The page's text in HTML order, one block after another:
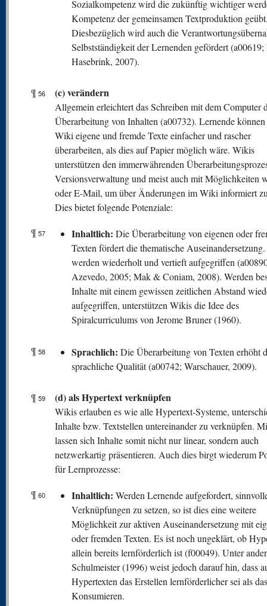
Sozialkompetenz wird die zukünftig wichtiger
Kompetenz der gemeinsamen Textproduktion
Diesbezüglich wird auch die
Selbstständigkeit der Lernenden gefördert (a00619;
Hasebrink, 2007).
¶ 56 (c) verändern
Allgemein erleichtert das Schreiben mit dem Computer
Überarbeitung von Inhalten (a00732). Lernende
Wiki eigene und fremde Texte einfacher und rascher
überarbeiten, als dies auf Papier möglich wäre. Wikis
unterstützen den immerwährenden
Versionsverwaltung und meist auch mit Möglichkeiten
oder E-Mail, um über Änderungen im Wiki informiert
Dies bietet folgende Potenziale:
¶ 57 Inhaltlich: Die Überarbeitung von eigenen oder
Texten fördert die thematische
werden wiederholt und vertieft aufgegriffen
Azevedo, 2005; Mak & Coniam, 2008). Werden
Inhalte mit einem gewissen zeitlichen Abstand
aufgegriffen, unterstützen Wikis die Idee des
Spiralcurriculums von Jerome Bruner (1960).
¶ 58 Sprachlich: Die Überarbeitung von Texten erhöht
sprachliche Qualität (a00742; Warschauer, 2009).
¶ 59 (d) als Hypertext verknüpfen
Wikis erlauben es wie alle Hypertext-Systeme,
Inhalte bzw. Textstellen untereinander zu verknüpfen.
lassen sich Inhalte somit nicht nur linear, sondern auch
netzwerkartig präsentieren. Auch dies birgt wiederum
für Lernprozesse:
¶ 60 Inhaltlich: Werden Lernende aufgefordert,
Verknüpfungen zu setzen, so ist dies eine weitere
Möglichkeit zur aktiven Auseinandersetzung mit
oder fremden Texten. Es ist noch ungeklärt, ob
allein bereits lernförderlich ist (f00049). Unter
Schulmeister (1996) weist jedoch darauf hin, dass
Hypertexten das Erstellen lernförderlicher sei als
Konsumieren.